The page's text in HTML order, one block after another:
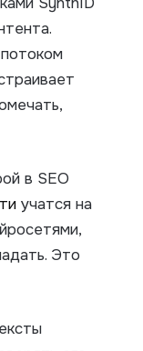
в SEO
учатся на
Это